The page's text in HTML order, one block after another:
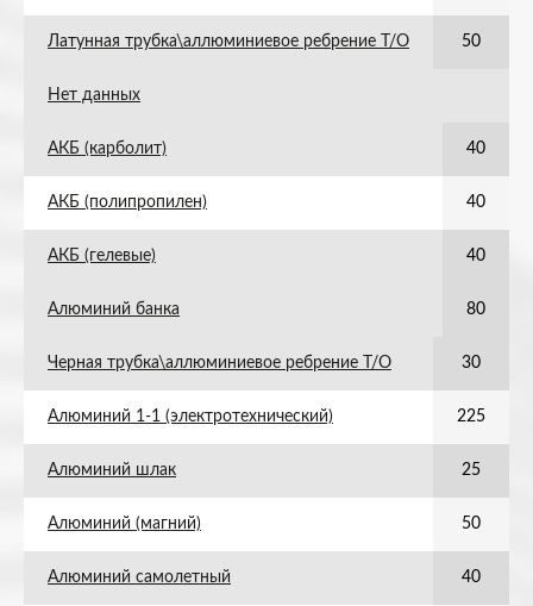
Латунная трубка\аллюминиевое ребрение Т/О 50
Нет данных
АКБ (карболит) 40
АКБ (полипропилен) 40
АКБ (гелевые) 40
Алюминий банка 80
Черная трубка\аллюминиевое ребрение Т/О 30
Алюминий 1-1 (электротехнический) 225
Алюминий шлак 25
Алюминий (магний) 50
Алюминий самолетный 40